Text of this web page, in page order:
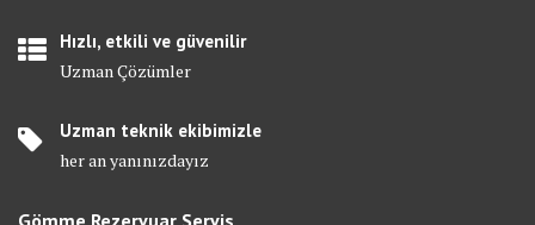
Hızlı, etkili ve güvenilir
Uzman Çözümler
Uzman teknik ekibimizle
her an yanınızdayız
Gömme Rezervuar Servis